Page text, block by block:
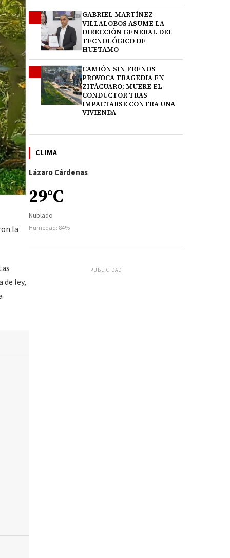
la
de ley,
GABRIEL MARTÍNEZ
VILLALOBOS ASUME LA
DIRECCIÓN GENERAL DEL
TECNOLÓGICO DE
HUETAMO
CAMIÓN SIN FRENOS
PROVOCA TRAGEDIA EN
ZITÁCUARO; MUERE EL
CONDUCTOR TRAS
IMPACTARSE CONTRA UNA
VIVIENDA
CLIMA
Lázaro Cárdenas
29°C
Nublado
Humedad: 84%
PUBLICIDAD